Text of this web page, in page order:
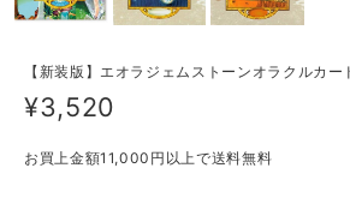
【新装版】エオラジェムストーンオラクルカー
¥3,520
お買上金額11,000円以上で送料無料